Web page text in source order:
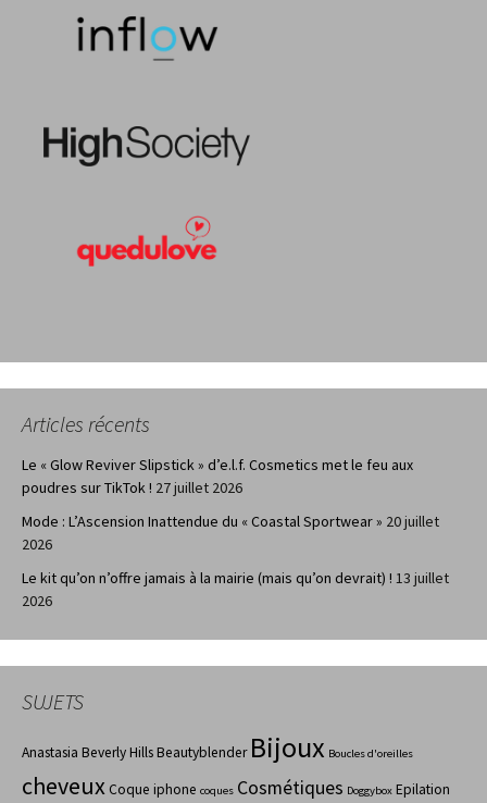
Articles récents
Le « Glow Reviver Slipstick » d’e.l.f. Cosmetics met le feu aux
poudres sur TikTok ! 27 juillet 2026
Mode : L’Ascension Inattendue du « Coastal Sportwear » 20 juillet
2026
Le kit qu’on n’offre jamais à la mairie (mais qu’on devrait) ! 13 juillet
2026
SUJETS
Anastasia Beverly HillsBeautyblender Bijoux Boucles d'oreilles
cheveuxCoque iphone coques Cosmétiques Doggybox Epilation